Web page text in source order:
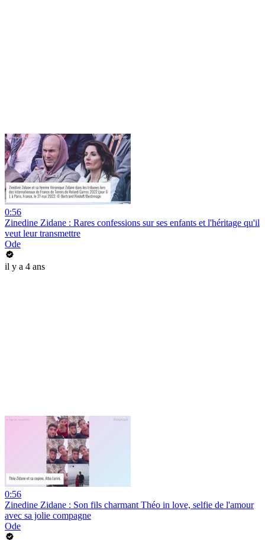
0:56
Zinedine Zidane : Rares confessions sur ses enfants et l'héritage qu'il
veut leur transmettre
Ode
il y a 4 ans
0:56
Zinedine Zidane : Son fils charmant Théo in love, selfie de l'amour
avec sa jolie compagne
Ode